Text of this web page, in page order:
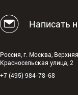
Написать
Россия, г. Москва, Верхняя
Красносельская улица, 2
+7 (495) 984-78-68